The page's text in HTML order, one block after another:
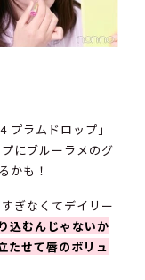
プラムドロップ」
にブルーラメのグ
かも！
ぎなくてデイリー
込むんじゃないか
たせて唇のボリュ